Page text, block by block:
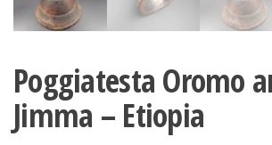
Poggiatesta Oromo
Jimma – Etiopia